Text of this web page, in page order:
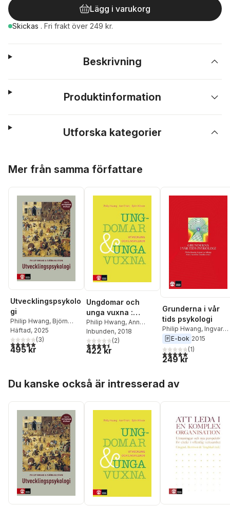
Lägg i varukorg
Skickas . Fri frakt över 249 kr.
Beskrivning
Produktinformation
Utforska kategorier
Mer från samma författare
Utvecklingspsykolo
gi
Philip Hwang, Björn
Nilsson
Häftad, 2025
5,0utav 5 stjärnor. Totalt antal röster:
(3)
495 kr
Ungdomar och
unga vuxna :
Utveckling och
livsvillkor
Philip Hwang, Ann
Frisén,Björn Nilsson
Inbunden, 2018
4,5utav 5 stjärnor. Totalt antal röster:
(2)
422 kr
Grunderna i vår
tids psykologi
Philip Hwang, Ingvar
Lundberg ,Ann-
Charlotte Smedler
E-bok 2015
5,0utav 5 stjärnor.
(1)
249 kr
Du kanske också är intresserad av